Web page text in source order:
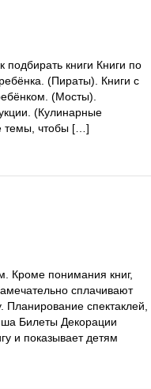
книги Книги по
(Пираты). Книги с
(Мосты).
(Кулинарные
темы, чтобы […]
Кроме понимания книг,
сплачивают
Планирование спектаклей,
Билеты Декорации
и показывает детям